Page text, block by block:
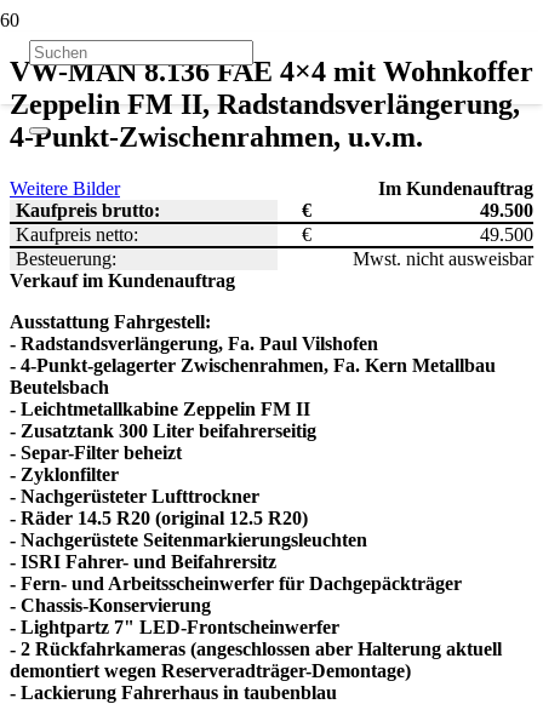
VW-MAN 8.136 FAE 4×4 mit Wohnkoffer
Zeppelin FM II, Radstandsverlängerung,
4-Punkt-Zwischenrahmen, u.v.m.
Im Kundenauftrag
Kaufpreis brutto:
49.500
€
Kaufpreis netto:
49.500
€
Besteuerung:
Mwst. nicht ausweisbar
Weitere Bilder
Verkauf im Kundenauftrag
Ausstattung Fahrgestell:
- Radstandsverlängerung, Fa. Paul Vilshofen
- 4-Punkt-gelagerter Zwischenrahmen, Fa. Kern Metallbau
Beutelsbach
- Leichtmetallkabine Zeppelin FM II
- Zusatztank 300 Liter beifahrerseitig
- Separ-Filter beheizt
- Zyklonfilter
- Nachgerüsteter Lufttrockner
- Räder 14.5 R20 (original 12.5 R20)
- Nachgerüstete Seitenmarkierungsleuchten
- ISRI Fahrer- und Beifahrersitz
- Fern- und Arbeitsscheinwerfer für Dachgepäckträger
- Chassis-Konservierung
- Lightpartz 7" LED-Frontscheinwerfer
- 2 Rückfahrkameras (angeschlossen aber Halterung aktuell
demontiert wegen Reserveradträger-Demontage)
- Lackierung Fahrerhaus in taubenblau